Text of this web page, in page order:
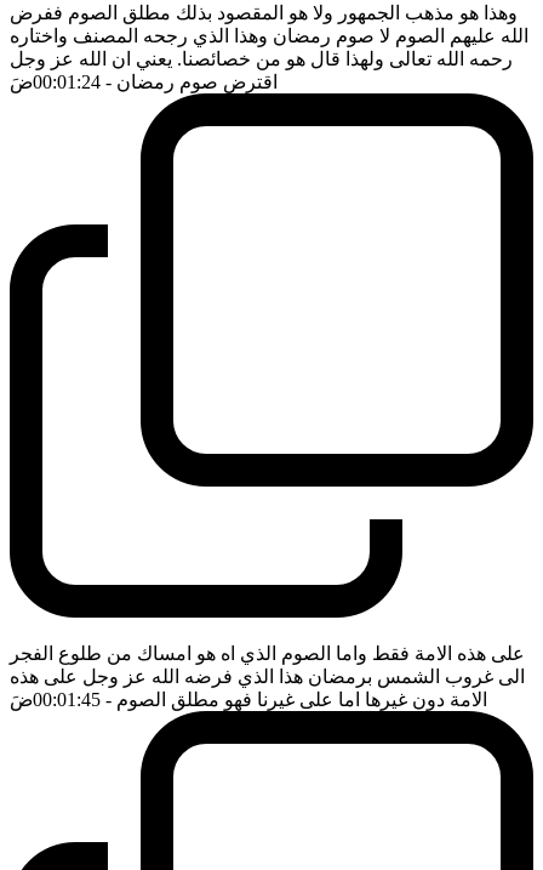
وهذا هو مذهب الجمهور ولا هو المقصود بذلك مطلق الصوم ففرض
الله عليهم الصوم لا صوم رمضان وهذا الذي رجحه المصنف واختاره
رحمه الله تعالى ولهذا قال هو من خصائصنا. يعني ان الله عز وجل
اقترض صوم رمضان - 00:01:24 ضَ
على هذه الامة فقط واما الصوم الذي اه هو امساك من طلوع الفجر
الى غروب الشمس برمضان هذا الذي فرضه الله عز وجل على هذه
الامة دون غيرها اما على غيرنا فهو مطلق الصوم - 00:01:45 ضَ